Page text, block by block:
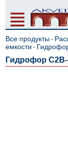
Все продукты -
емкости -
Гидрофор